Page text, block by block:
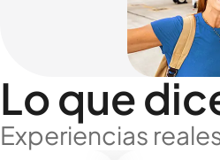
Lo que
Experiencias